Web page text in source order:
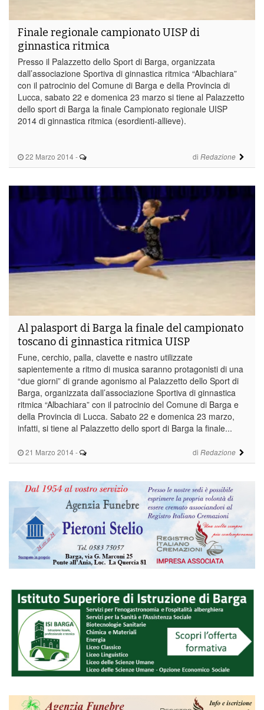
22 Marzo 2014 - di Redazione
Finale regionale campionato UISP di
ginnastica ritmica
Presso il Palazzetto dello Sport di Barga, organizzata
dall’associazione Sportiva di ginnastica ritmica “Albachiara”
con il patrocinio del Comune di Barga e della Provincia di
Lucca, sabato 22 e domenica 23 marzo si tiene al Palazzetto
dello sport di Barga la finale Campionato regionale UISP
2014 di ginnastica ritmica (esordienti-allieve).
21 Marzo 2014 - di Redazione
Al palasport di Barga la finale del campionato
toscano di ginnastica ritmica UISP
Fune, cerchio, palla, clavette e nastro utilizzate
sapientemente a ritmo di musica saranno protagonisti di una
“due giorni” di grande agonismo al Palazzetto dello Sport di
Barga, organizzata dall’associazione Sportiva di ginnastica
ritmica “Albachiara” con il patrocinio del Comune di Barga e
della Provincia di Lucca. Sabato 22 e domenica 23 marzo,
infatti, si tiene al Palazzetto dello sport di Barga la finale...